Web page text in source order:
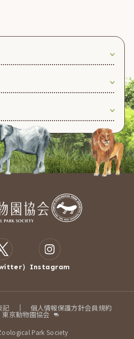
） Instagram
記 個人情報保護方針会員規約
東京動物園協会
Park Society